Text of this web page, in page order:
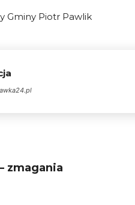
Gminy Piotr Pawlik
zmagania